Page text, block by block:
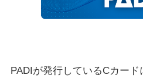
PADIが発行しているCカー